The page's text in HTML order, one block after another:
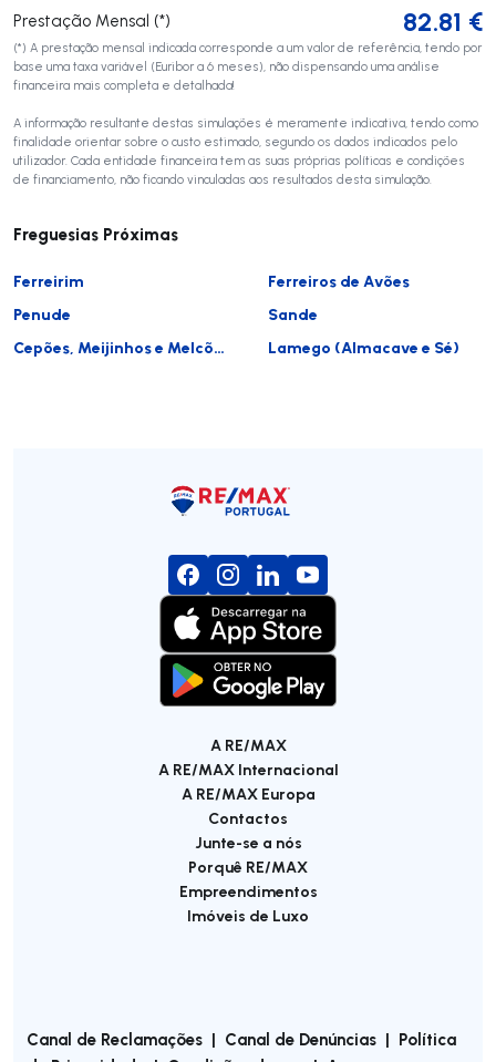
Prestação Mensal (*)
82.81 €
(*) A prestação mensal indicada corresponde a um valor de referência, tendo por
base uma taxa variável (Euribor a 6 meses), não dispensando uma análise
financeira mais completa e detalhada!
A informação resultante destas simulações é meramente indicativa, tendo como
finalidade orientar sobre o custo estimado, segundo os dados indicados pelo
utilizador. Cada entidade financeira tem as suas próprias políticas e condições
de financiamento, não ficando vinculadas aos resultados desta simulação.
Freguesias Próximas
Ferreirim
Ferreiros de Avões
Penude
Sande
Cepões, Meijinhos e Melcões
Lamego (Almacave e Sé)
A RE/MAX
A RE/MAX Internacional
A RE/MAX Europa
Contactos
Junte-se a nós
Porquê RE/MAX
Empreendimentos
Imóveis de Luxo
Canal de Reclamações | Canal de Denúncias | Política